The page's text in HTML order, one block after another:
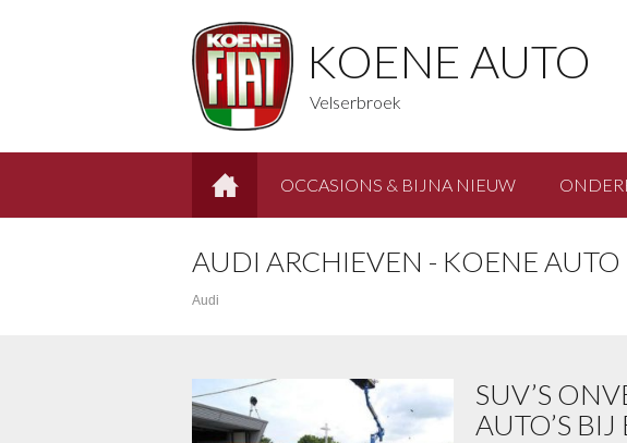
KOENE AUTO
Velserbroek
OCCASIONS & BIJNA NIEUW
AUDI ARCHIEVEN - KOENE AUTO
Audi
SUV’S
AUTO’S